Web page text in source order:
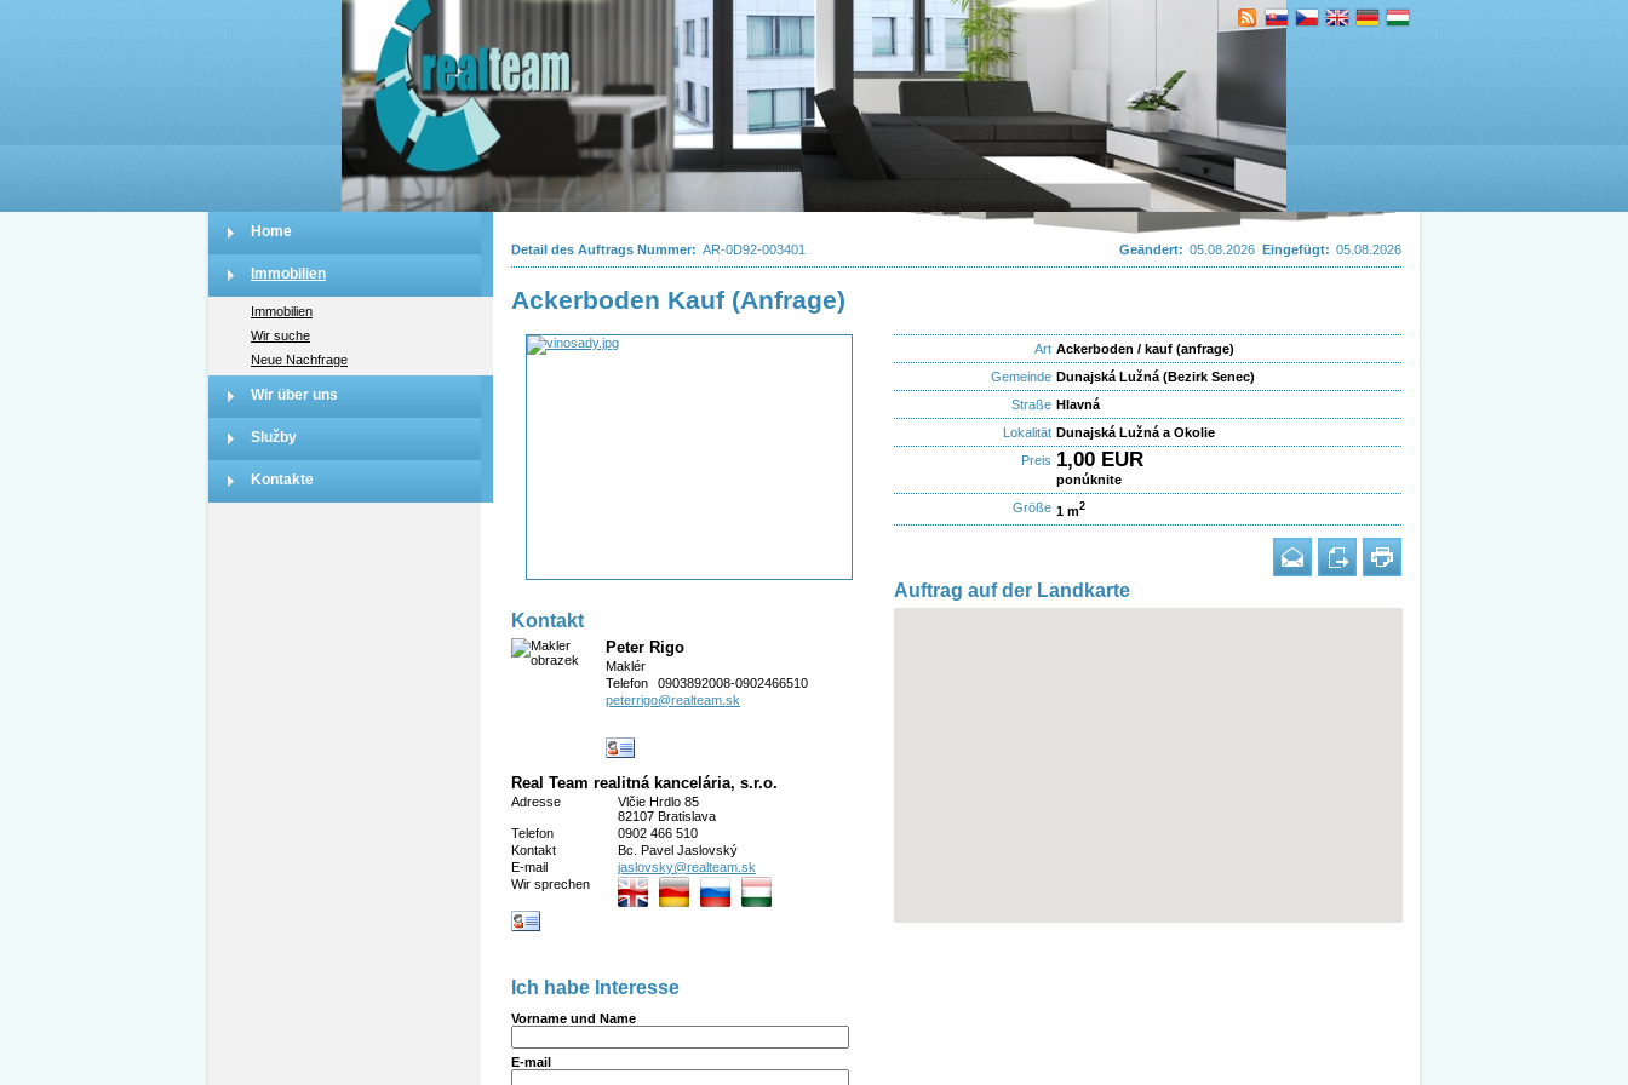
Home
Immobilien
Immobilien
Wir suche
Neue Nachfrage
Wir über uns
Služby
Kontakte
Detail des Auftrags Nummer: AR-0D92-003401 Geändert: 05.08.2026 Eingefügt: 05.08.2026
Ackerboden Kauf (Anfrage)
Kontakt
Peter Rigo
Maklér
Telefon
0903892008-0902466510
peterrigo@realteam.sk
Real Team realitná kancelária, s.r.o.
Adresse
Vlčie Hrdlo 85
82107 Bratislava
Telefon
0902 466 510
Kontakt
Bc. Pavel Jaslovský
E-mail
jaslovsky@realteam.sk
Wir sprechen
Ich habe Interesse
Vorname und Name
E-mail
Art Ackerboden / kauf (anfrage)
Gemeinde Dunajská Lužná (Bezirk Senec)
Straße Hlavná
Lokalität Dunajská Lužná a Okolie
Preis 1,00 EUR
ponúknite
Größe 1 m2
Auftrag auf der Landkarte